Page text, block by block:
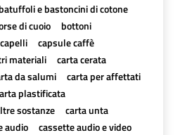
batuffoli e bastoncini di cotone
di cuoio
bottoni
capelli
capsule caffè
materiali
carta cerata
da salumi
carta per affettati
plastificata
sostanze
carta unta
audio
cassette audio e video